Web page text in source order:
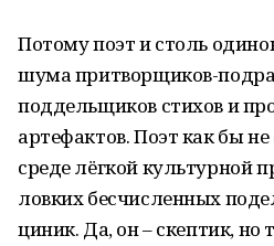
Потому поэт и столь
шума притворщиков-
поддельщиков стихов и
артефактов. Поэт как бы
среде лёгкой культурной
ловких бесчисленных
циник. Да, он – скептик, но